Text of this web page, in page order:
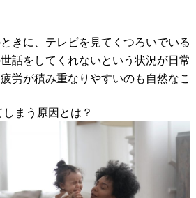
きに、テレビを見てくつろいでいる
話をしてくれないという状況が日常
労が積み重なりやすいのも自然なこ
まう原因とは？